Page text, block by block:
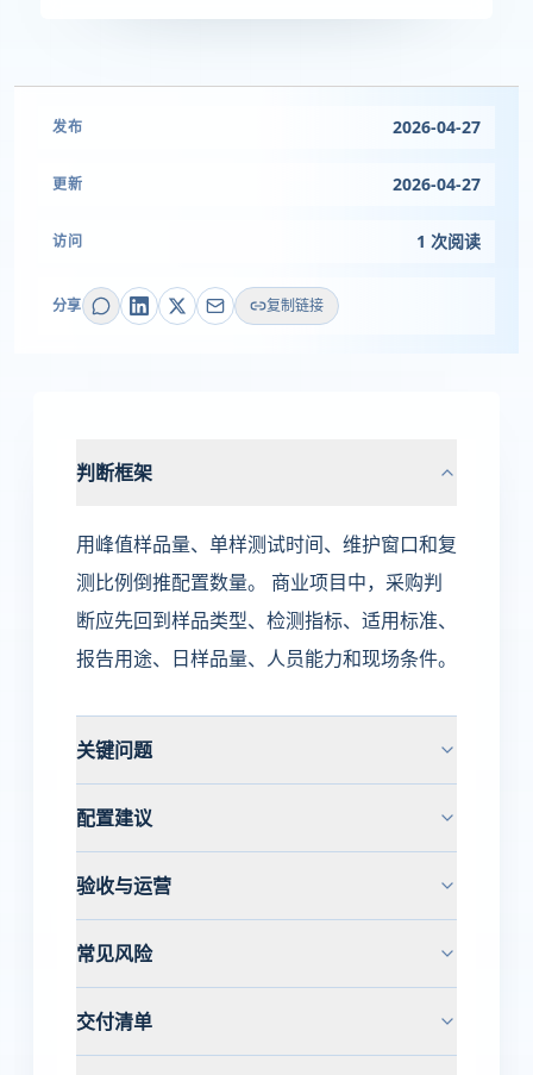
发布 2026-04-27
更新 2026-04-27
访问 1 次阅读
分享 复制链接
判断框架
用峰值样品量、单样测试时间、维护窗口和复
测比例倒推配置数量。 商业项目中，采购判
断应先回到样品类型、检测指标、适用标准、
报告用途、日样品量、人员能力和现场条件。
关键问题
配置建议
验收与运营
常见风险
交付清单